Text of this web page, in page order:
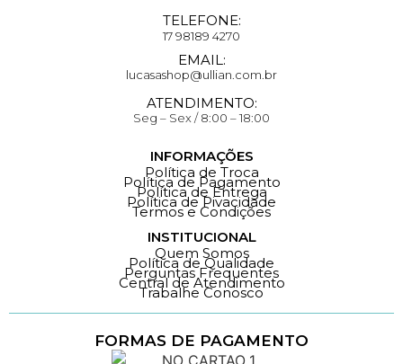
TELEFONE:
17 98189 4270
EMAIL:
lucasashop@ullian.com.br
ATENDIMENTO:
Seg – Sex / 8:00 – 18:00
INFORMAÇÕES
Política de Troca
Política de Pagamento
Política de Entrega
Política de Pivacidade
Termos e Condições
INSTITUCIONAL
Quem Somos
Política de Qualidade
Perguntas Frequentes
Central de Atendimento
Trabalhe Conosco
FORMAS DE PAGAMENTO